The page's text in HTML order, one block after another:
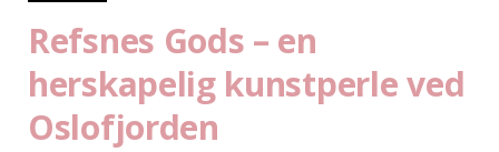
Refsnes Gods – en
herskapelig kunstperle ved
Oslofjorden